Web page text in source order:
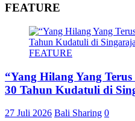
FEATURE
FEATURE
“Yang Hilang Yang
30 Tahun Kudatuli di
27 Juli 2026 Bali Sharing 0